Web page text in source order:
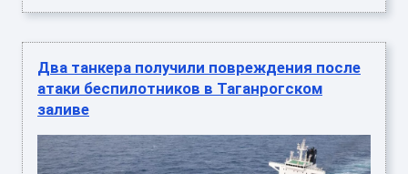
Два танкера получили повреждения после
атаки беспилотников в Таганрогском
заливе